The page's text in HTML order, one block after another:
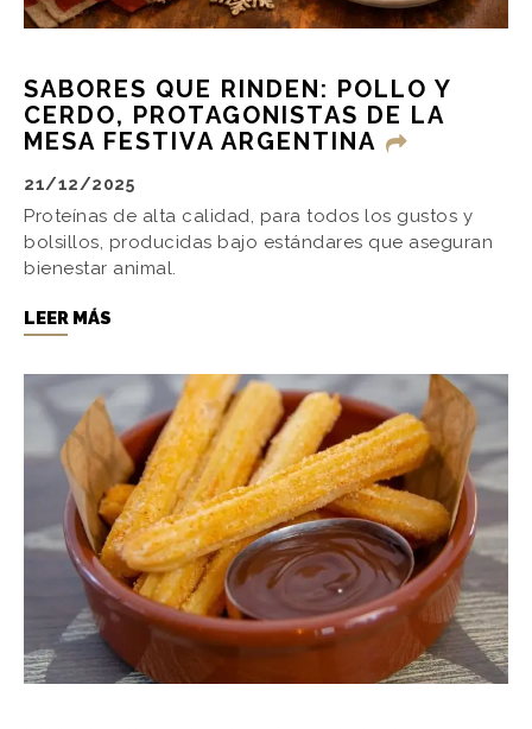
SABORES QUE RINDEN: POLLO Y
CERDO, PROTAGONISTAS DE LA
MESA FESTIVA ARGENTINA
21/12/2025
Proteínas de alta calidad, para todos los gustos y
bolsillos, producidas bajo estándares que aseguran
bienestar animal.
LEER MÁS